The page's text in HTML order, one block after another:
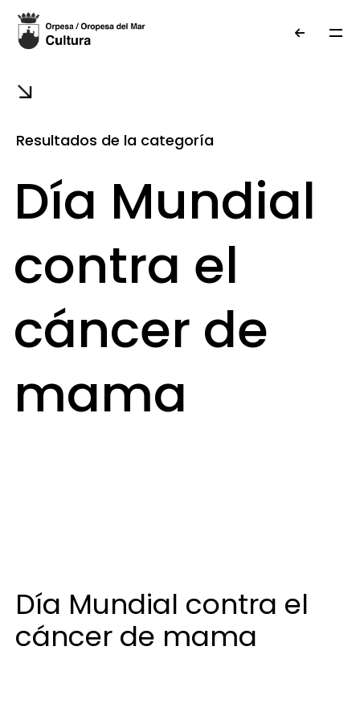
Resultados de la categoría
Día Mundial
contra el
cáncer de
mama
Día Mundial contra el
cáncer de mama